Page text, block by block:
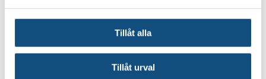
Tillåt alla
Tillåt urval
trånga och känsliga miljöer
Teleskoptruckar – flexibel höjdhjälp
för bygg, industri och jordbruk